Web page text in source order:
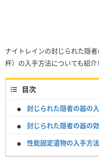
ナイトレインの封じられた隠
杯）の入手方法についても紹介
目次
封じられた隠者の器の
封じられた隠者の器の
性能固定遺物の入手方法